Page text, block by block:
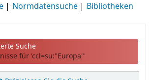
Normdatensuche Bibliotheken
Suche
für 'ccl=su:"Europa"'